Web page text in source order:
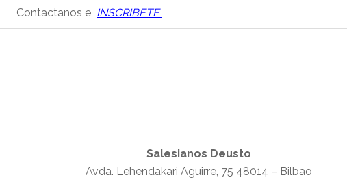
Contactanos e INSCRIBETE
Salesianos Deusto
Avda. Lehendakari Aguirre, 75 48014 – Bilbao